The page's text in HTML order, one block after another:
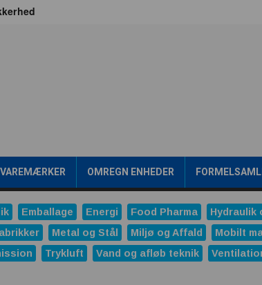
en konkurrencefordel
trykreduktionsventiler
Ved du, hvornår produktet ændrer sig?
OMREGN ENHEDER
Emballage Energi Food Pharma Hydraulik
Metal og Stål Miljø og Affald Mobilt
Trykluft Vand og afløb teknik